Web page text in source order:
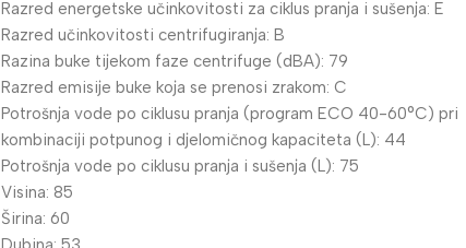
Razred energetske učinkovitosti za ciklus pranja i sušenja: E
Razred učinkovitosti centrifugiranja: B
Razina buke tijekom faze centrifuge (dBA): 79
Razred emisije buke koja se prenosi zrakom: C
Potrošnja vode po ciklusu pranja (program ECO 40-60°C) pri
kombinaciji potpunog i djelomičnog kapaciteta (L): 44
Potrošnja vode po ciklusu pranja i sušenja (L): 75
Visina: 85
Širina: 60